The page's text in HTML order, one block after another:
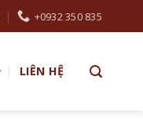
+0932 350 835
LIÊN HỆ